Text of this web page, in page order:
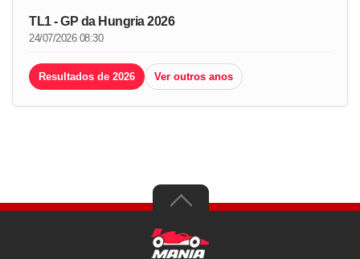
TL1 - GP da Hungria 2026
24/07/2026 08:30
Resultados de 2026 Ver outros anos